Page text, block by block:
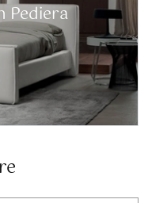
Pediera